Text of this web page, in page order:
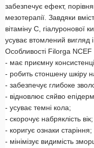
забезпечує ефект,
мезотерапії. Завдяки
вітаміну С, гіалуронової
усуває втомлений вигляд
Особливості Filorga
- має приємну
- робить стоншену шкіру
- забезпечує глибоке
- відновлює сяйво
- усуває темні кола;
- скорочує набряклість вік;
- коригує ознаки старіння;
- мінімізує видимість